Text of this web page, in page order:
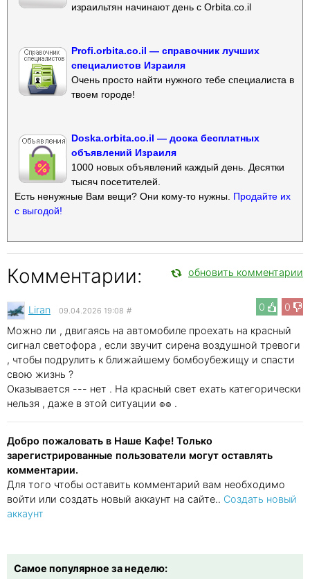
израильтян начинают день с Orbita.co.il
Profi.orbita.co.il — справочник лучших
специалистов Израиля
Очень просто найти нужного тебе специалиста в
твоем городе!
Doska.orbita.co.il — доска бесплатных
объявлений Израиля
1000 новых объявлений каждый день. Десятки
тысяч посетителей.
Есть ненужные Вам вещи? Они кому-то нужны. Продайте их
с выгодой!
Комментарии: обновить комментарии
0 0
Liran 09.04.2026 19:08 #
Можно ли , двигаясь на автомобиле проехать на красный
сигнал светофора , если звучит сирена воздушной тревоги
, чтобы подрулить к ближайшему бомбоубежищу и спасти
свою жизнь ?
Оказывается --- нет . На красный свет ехать категорически
нельзя , даже в этой ситуации ๏๏ .
Добро пожаловать в Наше Кафе! Только
зарегистрированные пользователи могут оставлять
комментарии.
Для того чтобы оставить комментарий вам необходимо
войти или создать новый аккаунт на сайте.. Создать новый
аккаунт
Самое популярное за неделю: